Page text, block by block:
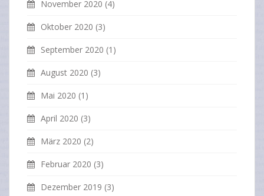
November 2020 (4)
Oktober 2020 (3)
September 2020 (1)
August 2020 (3)
Mai 2020 (1)
April 2020 (3)
März 2020 (2)
Februar 2020 (3)
Dezember 2019 (3)